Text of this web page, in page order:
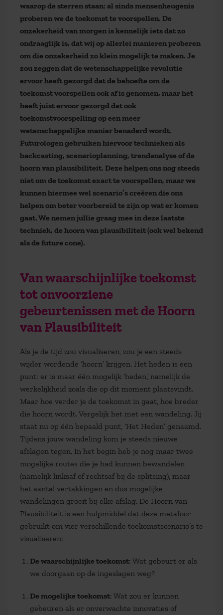
waarop de sterren staan: al sinds mensenheugenis
proberen we de toekomst te voorspellen. De
onzekerheid van morgen is kennelijk iets dat zo
ondraaglijk is, dat wij op allerlei manieren proberen
om die onzekerheid zo klein mogelijk te maken. Je
zou zeggen dat de wetenschappelijke revolutie
ervoor heeft gezorgd dat de behoefte om de
toekomst voorspellen ook af is genomen, maar het
heeft juist ervoor gezorgd dat ook
toekomstvoorspelling op een meer
wetenschappelijke manier benaderd wordt.
Futurologen gebruiken hiervoor technieken als
backcasting, scenarioplanning, trendanalyse of de
hoorn van plausibiliteit. Deze helpen ons nog steeds
niet om de toekomst exact te voorspellen, maar we
kunnen hiermee wel scenario’s creëren die ons
helpen om beter voorbereid te zijn op wat er komen
gaat. We nemen jullie graag mee in deze laatste
techniek, de hoorn van plausibiliteit (ook wel bekend
als de future cone).
Van waarschijnlijke toekomst
tot onvoorziene
gebeurtenissen met de Hoorn
van Plausibiliteit
Als je de tijd zou visualiseren, zou je een steeds
wijder wordende ‘hoorn’ krijgen. Het heden is een
punt: er is maar één mogelijk ‘heden’, namelijk de
werkelijkheid zoals die op dit moment plaatsvindt.
Maar hoe verder je de toekomst in gaat, hoe breder
die hoorn wordt. Vergelijk het met een wandeling. Jij
staat nu op één bepaald punt, ‘Het Heden’ genaamd.
Tijdens jouw wandeling kom je steeds nieuwe
afslagen tegen. In het begin heb je nog maar twee
mogelijke routes die je had kunnen bewandelen
(namelijk linksaf of rechtsaf bij de splitsing), maar
het aantal vertakkingen en dus mogelijke
wandelingen groeit bij elke afslag. De Hoorn van
Plausibiliteit is een hulpmiddel dat deze metafoor
gebruikt om vier verschillende toekomstscenario’s te
visualiseren:
De waarschijnlijke toekomst: Wat gebeurt er als
we doorgaan op de ingeslagen weg?
De mogelijke toekomst: Wat zou er kunnen
gebeuren als er onverwachte innovaties of